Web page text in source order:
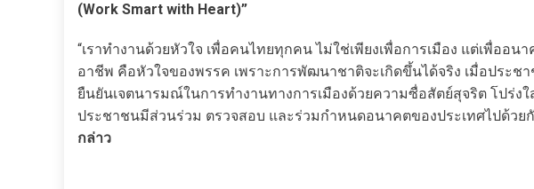
(Work Smart with Heart)”
“เราทำงานด้วยหัวใจ เพื่อคนไทยทุกคน ไม่ใช่เพียงเพื่อการเมือง แต่เพื่ออ
อาชีพ คือหัวใจของพรรค เพราะการพัฒนาชาติจะเกิดขึ้นได้จริง เมื่อปร
ยืนยันเจตนารมณ์ในการทำงานทางการเมืองด้วยความซื่อสัตย์สุจริต โปร่ง
ประชาชนมีส่วนร่วม ตรวจสอบ และร่วมกำหนดอนาคตของประเทศไปด้วย
กล่าว